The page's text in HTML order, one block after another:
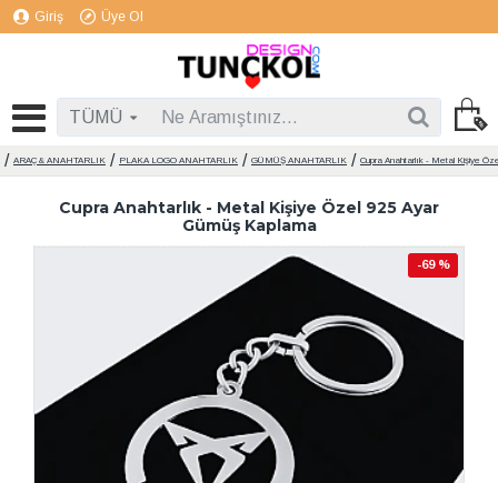
Giriş Üye Ol
TÜMÜ
ARAÇ & ANAHTARLIK PLAKA LOGO ANAHTARLIK GÜMÜŞ ANAHTARLIK Cupra Anahtarlık - Metal Kişiye
Cupra Anahtarlık - Metal Kişiye Özel 925 Ayar
Gümüş Kaplama
-69 %